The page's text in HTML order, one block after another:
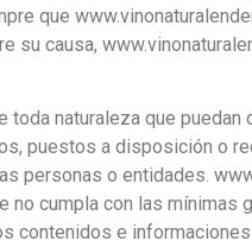
que
su causa,
naturaleza que puedan
puestos a disposición o
o entidades.
cumpla con las mínimas
contenidos e